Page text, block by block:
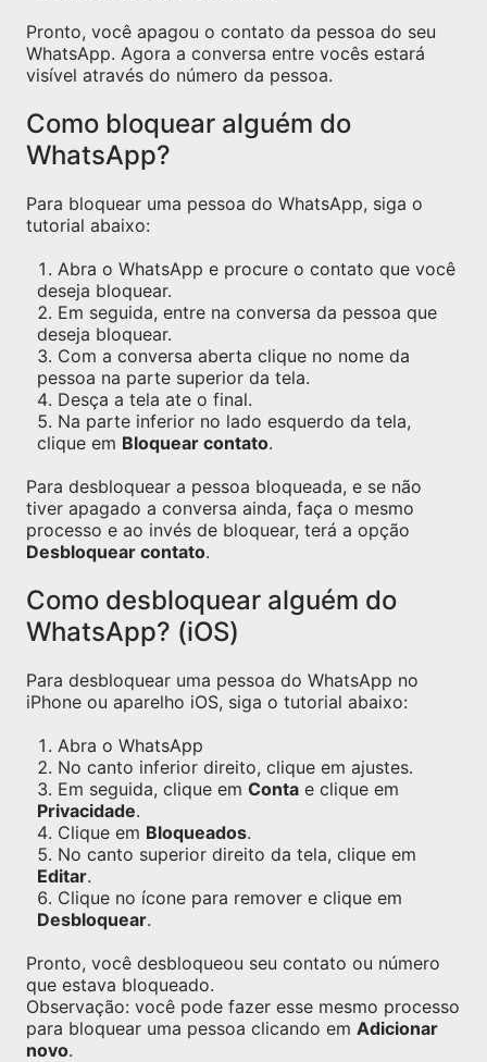
Pronto, você apagou o contato da pessoa do seu
WhatsApp. Agora a conversa entre vocês estará
visível através do número da pessoa.
Como bloquear alguém do
WhatsApp?
Para bloquear uma pessoa do WhatsApp, siga o
tutorial abaixo:
Abra o WhatsApp e procure o contato que você
deseja bloquear.
Em seguida, entre na conversa da pessoa que
deseja bloquear.
Com a conversa aberta clique no nome da
pessoa na parte superior da tela.
Desça a tela ate o final.
Na parte inferior no lado esquerdo da tela,
clique em Bloquear contato.
Para desbloquear a pessoa bloqueada, e se não
tiver apagado a conversa ainda, faça o mesmo
processo e ao invés de bloquear, terá a opção
Desbloquear contato.
Como desbloquear alguém do
WhatsApp? (iOS)
Para desbloquear uma pessoa do WhatsApp no
iPhone ou aparelho iOS, siga o tutorial abaixo:
Abra o WhatsApp
No canto inferior direito, clique em ajustes.
Em seguida, clique em Conta e clique em
Privacidade.
Clique em Bloqueados.
No canto superior direito da tela, clique em
Editar.
Clique no ícone para remover e clique em
Desbloquear.
Pronto, você desbloqueou seu contato ou número
que estava bloqueado.
Observação: você pode fazer esse mesmo processo
para bloquear uma pessoa clicando em Adicionar
novo.